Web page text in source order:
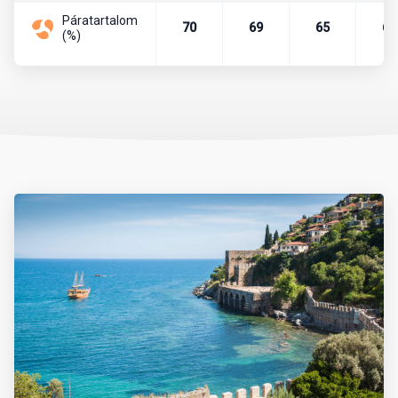
Pénznem, pénzváltás
Célszerű eurót vagy dollárt még Magyarországról magunkkal
vinni és azt a helyszínen átváltani, de csak hivatalos beváltó
helyeken, azaz hivatalos devizaváltóknál, illetve bankokban.
Nagyvárosokban és a tengerpartokon, népszerű üdülőhelyeken,
turistaközpontokban szinte mindenhol elfogadnak eurót is.
Készpénzt a devizaváltóknál célszerű váltani, mivel ott
kedvezőbb az árfolyam, mint a bankoknál. A bankok délelőtt 9 és
12 óra, délután pedig 13 és 17 óra között tartanak nyitva. A
bevásárlóközpontokban hosszabb nyitvatartással lehet számolni.
Rendszerint minden banknál van bankautomata, amelyből bank-
Páratartalom
(%)
70 69 65 67